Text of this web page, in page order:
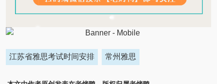
江苏省雅思考试时间安排 常州雅思